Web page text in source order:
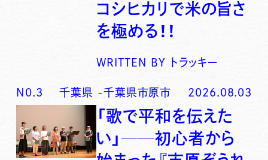
コシヒカリで米の旨さ
を極める！！
WRITTEN BY トラッキー
N0. 3 千葉県 -千葉県市原市 2026.08.03
「歌で平和を伝えた
い」──初心者から